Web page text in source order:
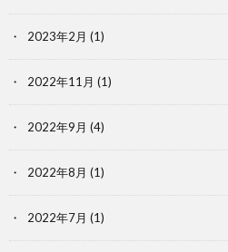
2023年2月 (1)
2022年11月 (1)
2022年9月 (4)
2022年8月 (1)
2022年7月 (1)